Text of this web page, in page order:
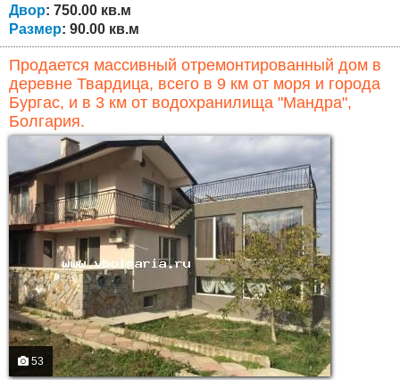
Двор: 750.00 кв.м
Размер: 90.00 кв.м
Продается массивный отремонтированный дом в
деревне Твардица, всего в 9 км от моря и города
Бургас, и в 3 км от водохранилища "Мандра",
Болгария.
53